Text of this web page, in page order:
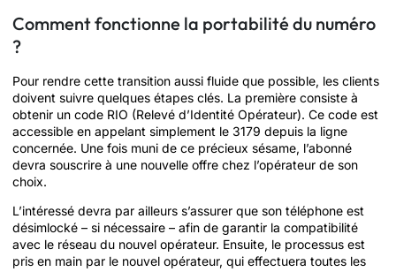
Comment fonctionne la portabilité du numéro
?
Pour rendre cette transition aussi fluide que possible, les clients
doivent suivre quelques étapes clés. La première consiste à
obtenir un code RIO (Relevé d’Identité Opérateur). Ce code est
accessible en appelant simplement le 3179 depuis la ligne
concernée. Une fois muni de ce précieux sésame, l’abonné
devra souscrire à une nouvelle offre chez l’opérateur de son
choix.
L’intéressé devra par ailleurs s’assurer que son téléphone est
désimlocké – si nécessaire – afin de garantir la compatibilité
avec le réseau du nouvel opérateur. Ensuite, le processus est
pris en main par le nouvel opérateur, qui effectuera toutes les